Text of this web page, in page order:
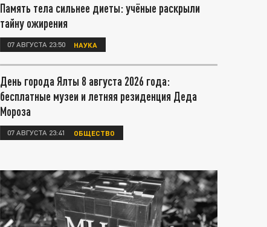
Память тела сильнее диеты: учёные раскрыли
тайну ожирения
07 АВГУСТА 23:50 НАУКА
День города Ялты 8 августа 2026 года:
бесплатные музеи и летняя резиденция Деда
Мороза
07 АВГУСТА 23:41 ОБЩЕСТВО